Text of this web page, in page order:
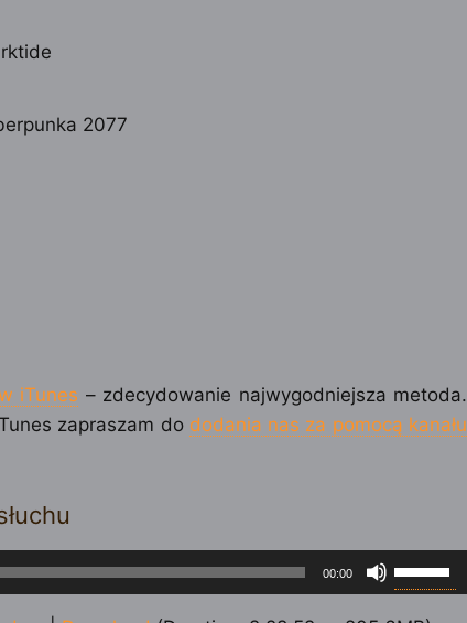
2077
iTunes – zdecydowanie najwygodniejsza metoda.
zapraszam do dodania nas za pomocą kanału
00:00
Używaj
strzałek